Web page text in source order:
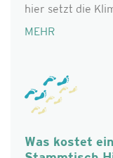
hier setzt die
MEHR
Was kostet